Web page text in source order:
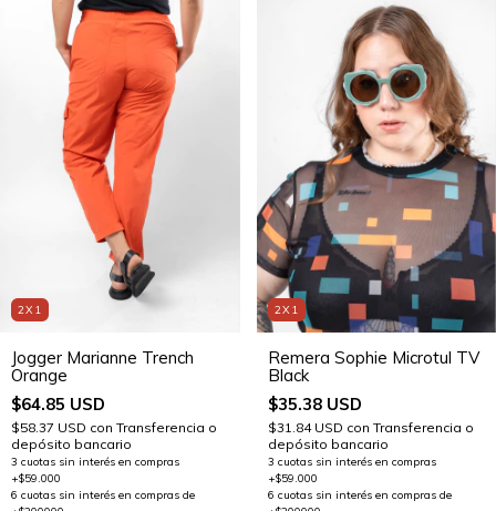
2X1
Jogger Marianne Trench
Orange
$64.85 USD
$58.37 USD con Transferencia o
depósito bancario
2X1
Remera Sophie Microtul TV
Black
$35.38 USD
$31.84 USD con Transferencia o
depósito bancario